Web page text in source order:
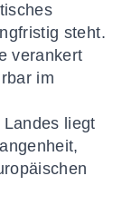
steht.
verankert
im
liegt